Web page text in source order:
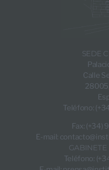
SEDE
Calle
Teléfono:
Fax: (+34)
E-mail:
GABINETE
Teléfono: